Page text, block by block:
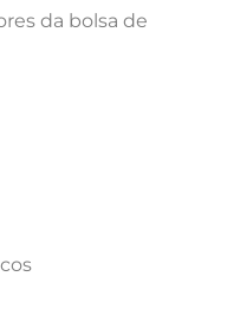
da bolsa de